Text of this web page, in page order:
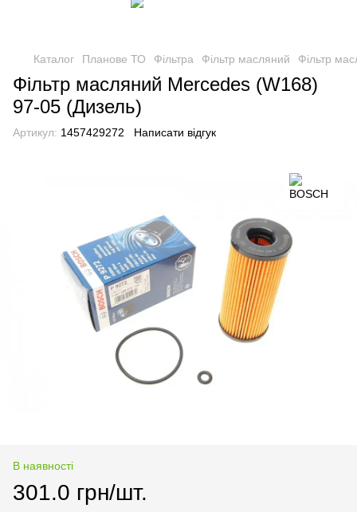
Каталог Планове ТО Фільтра Фільтр масляний Фільтр
Фільтр масляний Mercedes (W168)
97-05 (Дизель)
Артикул: 1457429272 Написати відгук
В наявності
301.0 грн/шт.